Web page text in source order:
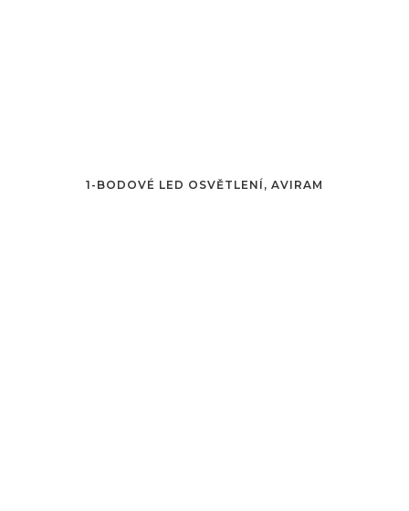
1-BODOVÉ LED OSVĚTLENÍ, AVIRAM